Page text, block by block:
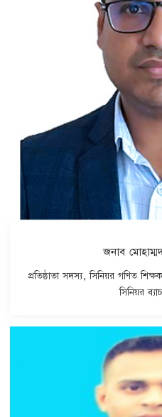
জনাব
প্রতিষ্ঠাতা সদস্য, সিনিয়র গণিত
সিনিয়র